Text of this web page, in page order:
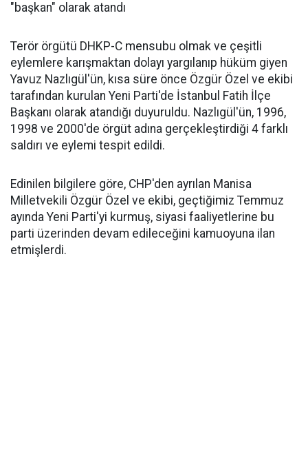
"başkan" olarak atandı
Terör örgütü DHKP-C mensubu olmak ve çeşitli
eylemlere karışmaktan dolayı yargılanıp hüküm giyen
Yavuz Nazlıgül'ün, kısa süre önce Özgür Özel ve ekibi
tarafından kurulan Yeni Parti'de İstanbul Fatih İlçe
Başkanı olarak atandığı duyuruldu. Nazlıgül'ün, 1996,
1998 ve 2000'de örgüt adına gerçekleştirdiği 4 farklı
saldırı ve eylemi tespit edildi.
Edinilen bilgilere göre, CHP'den ayrılan Manisa
Milletvekili Özgür Özel ve ekibi, geçtiğimiz Temmuz
ayında Yeni Parti'yi kurmuş, siyasi faaliyetlerine bu
parti üzerinden devam edileceğini kamuoyuna ilan
etmişlerdi.